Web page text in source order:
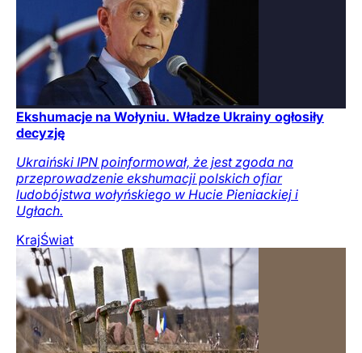
Ekshumacje na Wołyniu. Władze Ukrainy ogłosiły
decyzję
Ukraiński IPN poinformował, że jest zgoda na
przeprowadzenie ekshumacji polskich ofiar
ludobójstwa wołyńskiego w Hucie Pieniackiej i
Ugłach.
KrajŚwiat